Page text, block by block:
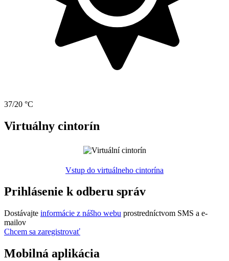
37/20 °C
Virtuálny cintorín
Vstup do virtuálneho cintorína
Prihlásenie k odberu správ
Dostávajte informácie z nášho webu prostredníctvom SMS a e-
mailov
Chcem sa zaregistrovať
Mobilná aplikácia